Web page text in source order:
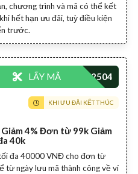
chương trình và mã có thể kết
hết hạn ưu đãi, tuỳ điều kiện
trước.
4% Đơn từ 99k Giảm
40k
đa 40000 VNĐ cho đơn từ
từ ngày lưu mã thành công về ví
LẤY MÃ
KHI ƯU ĐÃI KẾT THÚC